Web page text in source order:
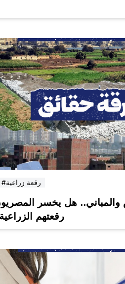
#رقعة زراعية
والمباني.. هل يخسر
رقعتهم